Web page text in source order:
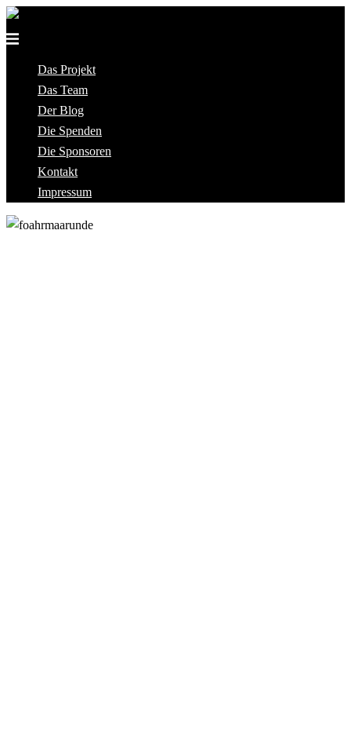
Skip
to
Das Projekt
Das Team
Der Blog
Die Spenden
Die Sponsoren
Kontakt
Impressum